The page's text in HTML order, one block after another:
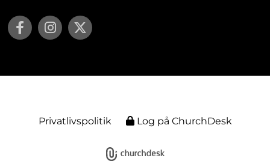
Privatlivspolitik Log på ChurchDesk